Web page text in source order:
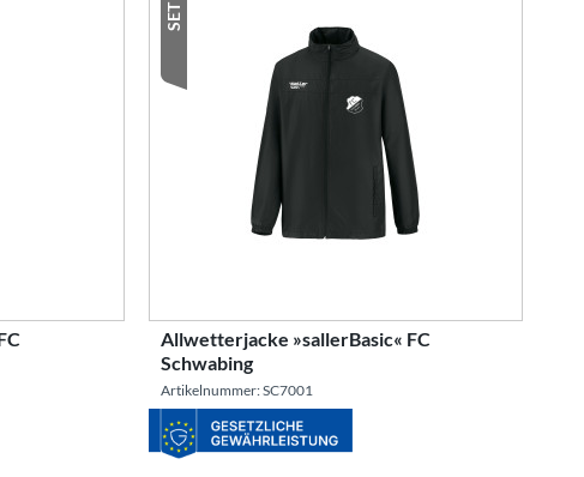
SET
Allwetterjacke »sallerBasic« FC
Schwabing
Artikelnummer: SC7001